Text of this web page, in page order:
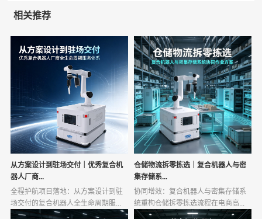
相关推荐
从方案设计到驻场交付｜优秀复合机
器人厂商...
全程护航项目落地：从方案设计到驻
场交付的复合机器人全生命周期服...
仓储物流拆零拣选｜复合机器人与密
集存储系...
协同增效：复合机器人与密集存储系
统重构仓储拆零拣选流程在电商高...